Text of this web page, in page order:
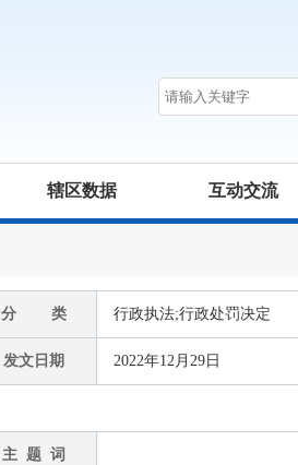
辖区数据 互动交流
分 类 行政执法;行政处罚决定
发文日期 2022年12月29日
主 题 词